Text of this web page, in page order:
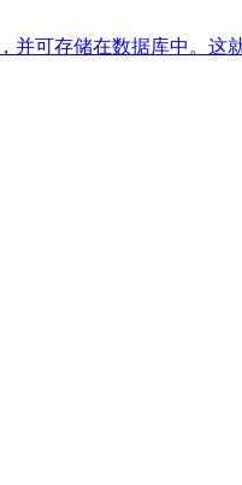
可存储在数据库中。这